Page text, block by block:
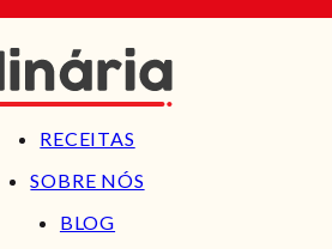
RECEITAS
SOBRE NÓS
BLOG